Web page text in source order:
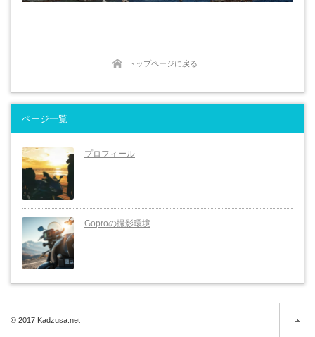
トップページに戻る
ページ一覧
プロフィール
Goproの撮影環境
© 2017 Kadzusa.net